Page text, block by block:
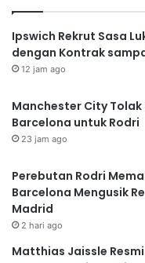
Ipswich Rekrut Sasa
dengan Kontrak
12 jam ago
Manchester City
Barcelona untuk Rodri
23 jam ago
Perebutan Rodri
Barcelona Mengusik
Madrid
2 hari ago
Matthias Jaissle